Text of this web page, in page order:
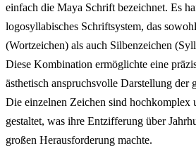
einfach die Maya Schrift bezeichnet. Es
logosyllabisches Schriftsystem, das
(Wortzeichen) als auch Silbenzeichen
Diese Kombination ermöglichte eine
ästhetisch anspruchsvolle Darstellung der
Die einzelnen Zeichen sind hochkomplex
gestaltet, was ihre Entzifferung über
großen Herausforderung machte.